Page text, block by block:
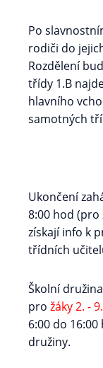
Po
rodiči do
Rozdělení
třídy 1.B
hlavního
samotných
Ukončení
8:00 hod (pro
získají info k
třídních
Školní
pro žáky 2. -
6:00 do
družiny.